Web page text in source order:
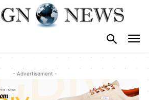
- Advertisement -